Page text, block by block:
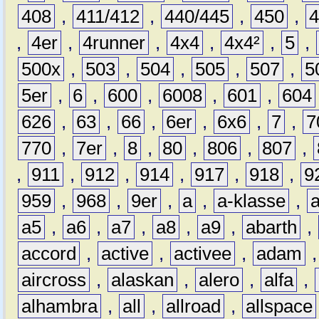
408 , 411/412 , 440/445 , 450 ,
, 4er , 4runner , 4x4 , 4x4² , 5 ,
500x , 503 , 504 , 505 , 507 ,
5er , 6 , 600 , 6008 , 601 , 604
626 , 63 , 66 , 6er , 6x6 , 7 ,
770 , 7er , 8 , 80 , 806 , 807 ,
,
911 , 912 , 914 , 917 , 918 ,
959 , 968 , 9er , a , a-klasse ,
a5 , a6 , a7 , a8 , a9 , abarth
,
accord
, active , activee , adam
aircross
, alaskan , alero , alfa ,
alhambra , all , allroad , allspace